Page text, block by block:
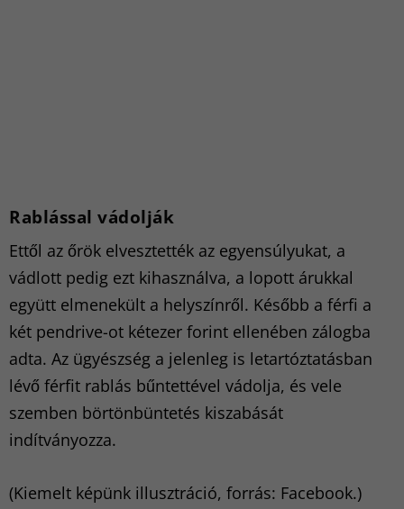
Rablással vádolják
Ettől az őrök elvesztették az egyensúlyukat, a
vádlott pedig ezt kihasználva, a lopott árukkal
együtt elmenekült a helyszínről. Később a férfi a
két pendrive-ot kétezer forint ellenében zálogba
adta. Az ügyészség a jelenleg is letartóztatásban
lévő férfit rablás bűntettével vádolja, és vele
szemben börtönbüntetés kiszabását
indítványozza.
(Kiemelt képünk illusztráció, forrás: Facebook.)